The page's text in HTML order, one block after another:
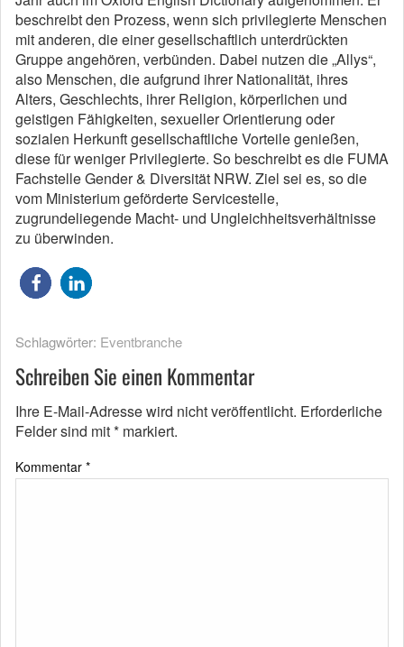
beschreibt den Prozess, wenn sich privilegierte Menschen
mit anderen, die einer gesellschaftlich unterdrückten
Gruppe angehören, verbünden. Dabei nutzen die „Allys“,
also Menschen, die aufgrund ihrer Nationalität, ihres
Alters, Geschlechts, ihrer Religion, körperlichen und
geistigen Fähigkeiten, sexueller Orientierung oder
sozialen Herkunft gesellschaftliche Vorteile genießen,
diese für weniger Privilegierte. So beschreibt es die FUMA
Fachstelle Gender & Diversität NRW. Ziel sei es, so die
vom Ministerium geförderte Servicestelle,
zugrundeliegende Macht- und Ungleichheitsverhältnisse
zu überwinden.
Schlagwörter: Eventbranche
Schreiben Sie einen Kommentar
Ihre E-Mail-Adresse wird nicht veröffentlicht. Erforderliche
Felder sind mit* markiert.
Kommentar *